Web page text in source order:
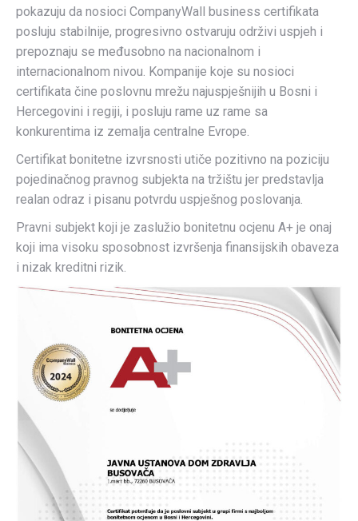
pokazuju da nosioci CompanyWall business certifikata
posluju stabilnije, progresivno ostvaruju održivi uspjeh i
prepoznaju se međusobno na nacionalnom i
internacionalnom nivou. Kompanije koje su nosioci
certifikata čine poslovnu mrežu najuspješnijih u Bosni i
Hercegovini i regiji, i posluju rame uz rame sa
konkurentima iz zemalja centralne Evrope.
Certifikat bonitetne izvrsnosti utiče pozitivno na poziciju
pojedinačnog pravnog subjekta na tržištu jer predstavlja
realan odraz i pisanu potvrdu uspješnog poslovanja.
Pravni subjekt koji je zaslužio bonitetnu ocjenu A+ je onaj
koji ima visoku sposobnost izvršenja finansijskih obaveza
i nizak kreditni rizik.